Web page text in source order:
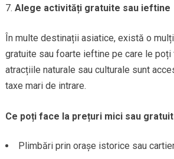
Alege activități gratuite sau ieftine
În multe destinații asiatice, există o
gratuite sau foarte ieftine pe care le poți
atracțiile naturale sau culturale sunt
taxe mari de intrare.
Ce poți face la prețuri mici sau
Plimbări prin orașe istorice sau